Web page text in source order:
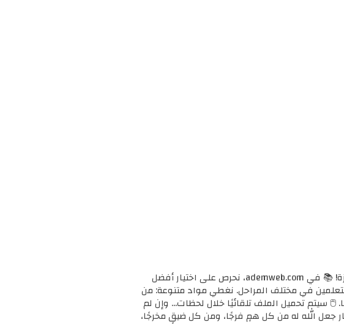
🎓 مرحبًا بك في ademweb.com – وجهتك الأولى للموارد التعليمية المجانية والمميزة! 📚 في ademweb.com، نحرص على اختيار أفضل
في مختلف المراحل. نغطي مواد متنوعة: من
🖱️ سيتم تحميل الملف تلقائيًا خلال لحظات... وإن لم
جعل الله له من كل همٍ فرجًا، ومن كل ضيقٍ مخرجًا،